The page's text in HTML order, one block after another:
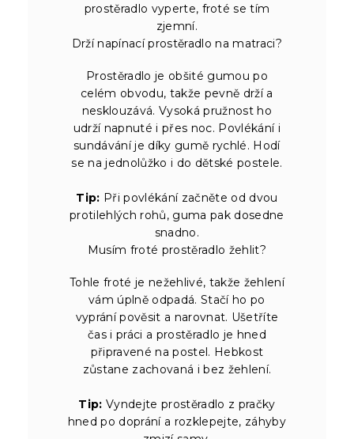
prostěradlo vyperte, froté se tím
zjemní.
Drží napínací prostěradlo na matraci?
Prostěradlo je obšité gumou po
celém obvodu, takže pevně drží a
nesklouzává. Vysoká pružnost ho
udrží napnuté i přes noc. Povlékání i
sundávání je díky gumě rychlé. Hodí
se na jednolůžko i do dětské postele.
Tip: Při povlékání začněte od dvou
protilehlých rohů, guma pak dosedne
snadno.
Musím froté prostěradlo žehlit?
Tohle froté je nežehlivé, takže žehlení
vám úplně odpadá. Stačí ho po
vyprání pověsit a narovnat. Ušetříte
čas i práci a prostěradlo je hned
připravené na postel. Hebkost
zůstane zachovaná i bez žehlení.
Tip: Vyndejte prostěradlo z pračky
hned po doprání a rozklepejte, záhyby